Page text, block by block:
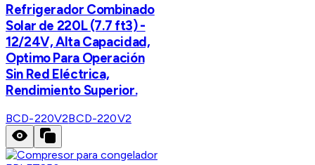
Refrigerador Combinado
Solar de 220L (7.7 ft3) -
12/24V, Alta Capacidad,
Optimo Para Operación
Sin Red Eléctrica,
Rendimiento Superior.
BCD-220V2BCD-220V2